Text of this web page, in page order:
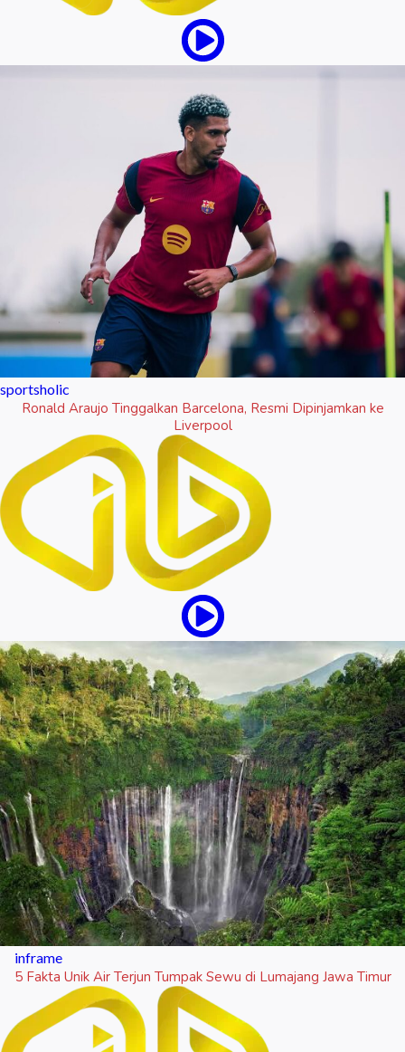
sportsholic
Ronald Araujo Tinggalkan Barcelona, Resmi Dipinjamkan ke
Liverpool
inframe
5 Fakta Unik Air Terjun Tumpak Sewu di Lumajang Jawa Timur